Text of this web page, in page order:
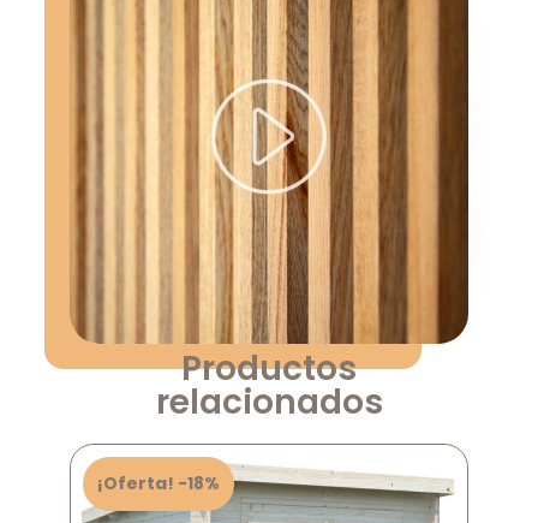
Productos
relacionados
¡Oferta! -18%